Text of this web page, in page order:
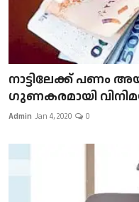
നാട്ടിലേക്ക് പണം
ഗുണകരമായി
Admin Jan 4, 2020 0